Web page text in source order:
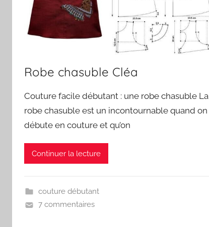
Robe chasuble Cléa
Couture facile débutant : une robe chasuble La
robe chasuble est un incontournable quand on
débute en couture et qu’on
Continuer la lecture
couture débutant
7 commentaires